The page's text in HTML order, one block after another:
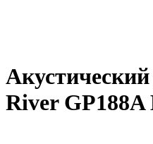
River GP188A